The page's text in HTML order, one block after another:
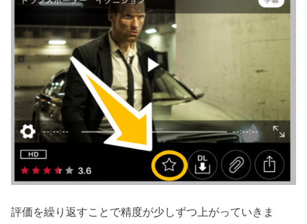
評価を繰り返すことで精度が少しずつ上がっていきま